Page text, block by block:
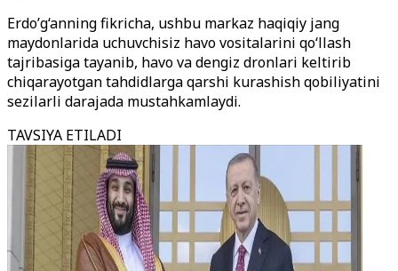
Erdo’g‘anning fikricha, ushbu markaz haqiqiy jang
maydonlarida uchuvchisiz havo vositalarini qo‘llash
tajribasiga tayanib, havo va dengiz dronlari keltirib
chiqarayotgan tahdidlarga qarshi kurashish qobiliyatini
sezilarli darajada mustahkamlaydi.
TAVSIYA ETILADI